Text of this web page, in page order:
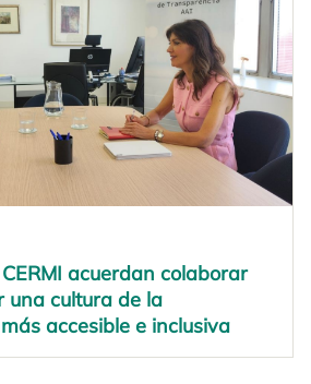
acuerdan colaborar
una cultura de la
accesible e inclusiva